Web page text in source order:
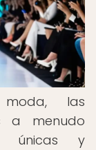
las
a menudo
únicas y